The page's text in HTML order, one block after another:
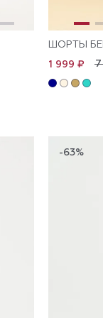
ШОРТЫ
1 999 ₽
-63%